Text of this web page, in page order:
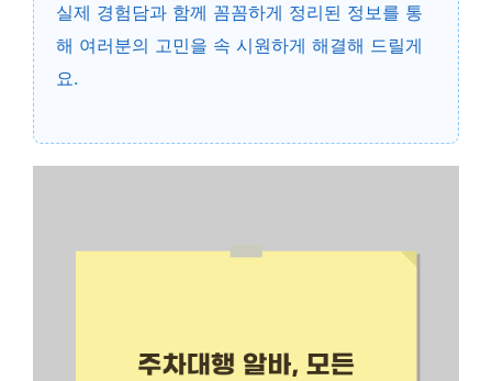
실제 경험담과 함께 꼼꼼하게 정리된 정보를 통
해 여러분의 고민을 속 시원하게 해결해 드릴게
요.